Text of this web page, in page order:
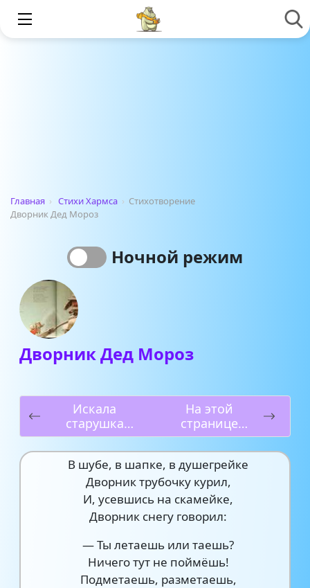
Главная › Стихи Хармса › Стихотворение
Дворник Дед Мороз
Ночной режим
Дворник Дед Мороз
Искала
старушка
букашек в
цветах
На этой
странице
странные
птицы
В шубе, в шапке, в душегрейке
Дворник трубочку курил,
И, усевшись на скамейке,
Дворник снегу говорил:
— Ты летаешь или таешь?
Ничего тут не поймёшь!
Подметаешь, разметаешь,